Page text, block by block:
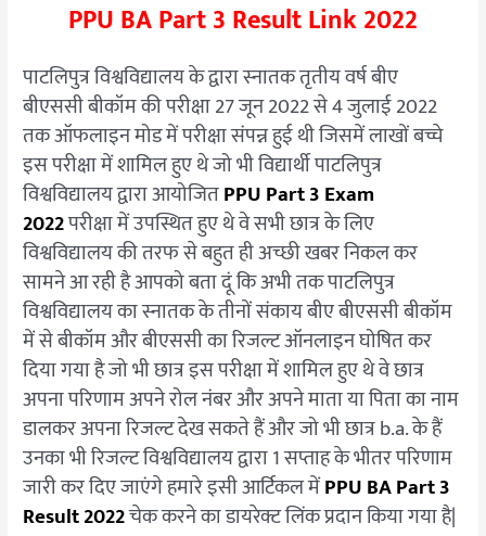
PPU BA Part 3 Result Link 2022
पाटलिपुत्र विश्वविद्यालय के द्वारा स्नातक तृतीय वर्ष बीए
बीएससी बीकॉम की परीक्षा 27 जून 2022 से 4 जुलाई 2022
तक ऑफलाइन मोड में परीक्षा संपन्न हुई थी जिसमें लाखों बच्चे
इस परीक्षा में शामिल हुए थे जो भी विद्यार्थी पाटलिपुत्र
विश्वविद्यालय द्वारा आयोजितPPU Part 3 Exam
2022परीक्षा में उपस्थित हुए थे वे सभी छात्र के लिए
विश्वविद्यालय की तरफ से बहुत ही अच्छी खबर निकल कर
सामने आ रही है आपको बता दूं कि अभी तक पाटलिपुत्र
विश्वविद्यालय का स्नातक के तीनों संकाय बीए बीएससी बीकॉम
में से बीकॉम और बीएससी का रिजल्ट ऑनलाइन घोषित कर
दिया गया है जो भी छात्र इस परीक्षा में शामिल हुए थे वे छात्र
अपना परिणाम अपने रोल नंबर और अपने माता या पिता का नाम
डालकर अपना रिजल्ट देख सकते हैं और जो भी छात्र b.a. के हैं
उनका भी रिजल्ट विश्वविद्यालय द्वारा 1 सप्ताह के भीतर परिणाम
जारी कर दिए जाएंगे हमारे इसी आर्टिकल मेंPPU BA Part 3
Result 2022चेक करने का डायरेक्ट लिंक प्रदान किया गया है|